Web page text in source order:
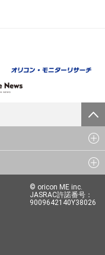
© oricon ME inc.
JASRAC許諾番号：
9009642140Y38026